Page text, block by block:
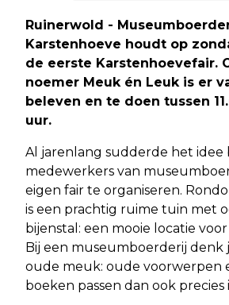
Ruinerwold -
Karstenhoeve houdt op
de eerste Karstenhoevefair.
noemer Meuk én Leuk is er
beleven en te doen tussen
uur.
Al jarenlang sudderde het idee
medewerkers van
eigen fair te organiseren.
is een prachtig ruime tuin met
bijenstal: een mooie locatie
Bij een museumboerderij denk
oude meuk: oude voorwerpen
boeken passen dan ook precies